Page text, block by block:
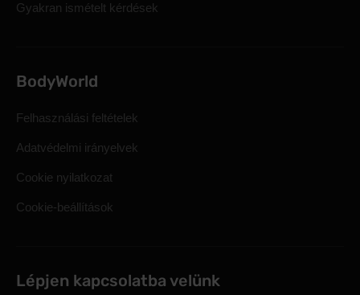
Gyakran ismételt kérdések
BodyWorld
Felhasználási feltételek
Adatvédelmi irányelvek
Cookie nyilatkozat
Cookie-beállítások
Lépjen kapcsolatba velünk